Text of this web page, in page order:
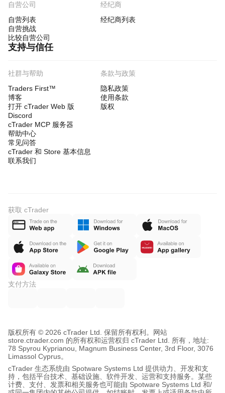
自营公司
自营列表
自营挑战
比较自营公司
经纪商
经纪商列表
支持与信任
社群与帮助
Traders First™
博客
打开 cTrader Web 版
Discord
cTrader MCP 服务器
帮助中心
常见问答
cTrader 和 Store 基本信息
联系我们
条款与政策
隐私政策
使用条款
版权
获取 cTrader
支付方法
版权所有 © 2026 cTrader Ltd. 保留所有权利。
网站
store.ctrader.com 的所有权和运营权归 cTrader Ltd. 所有，地址:
78 Spyrou Kyprianou, Magnum Business Center, 3rd Floor, 3076
Limassol Cyprus。
cTrader 生态系统由 Spotware Systems Ltd 提供动力、开发和支
持，包括平台技术、基础设施、软件开发、运营和支持服务。某些
计费、支付、发票和相关服务也可能由 Spotware Systems Ltd 和/